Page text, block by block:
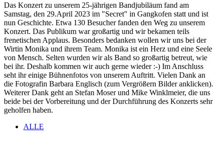
Das Konzert zu unserem 25-jährigen Bandjubiläum fand am
Samstag, den 29.April 2023 im "Secret" in Gangkofen statt und ist
nun Geschichte. Etwa 130 Besucher fanden den Weg zu unserem
Konzert. Das Publikum war großartig und wir bekamen teils
frenetischen Applaus. Besonders bedanken wollen wir uns bei der
Wirtin Monika und ihrem Team. Monika ist ein Herz und eine Seele
von Mensch. Selten wurden wir als Band so großartig betreut, wie
bei ihr. Deshalb kommen wir auch gerne wieder :-) Im Anschluss
seht ihr einige Bühnenfotos von unserem Auftritt. Vielen Dank an
die Fotografin Barbara Englisch (zum Vergrößern Bilder anklicken).
Weiterer Dank geht an Stefan Moser und Mike Winklmeier, die uns
beide bei der Vorbereitung und der Durchführung des Konzerts sehr
geholfen haben.
ALLE